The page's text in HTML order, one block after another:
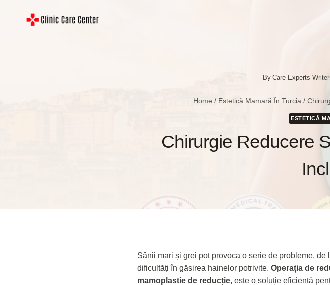
By Care Experts
Home / Estetică Mamară În Turcia /
ESTETICĂ
Chirurgie Reducere
Sânii mari și grei pot provoca o serie de probleme, de
dificultăți în găsirea hainelor potrivite. Operația de
mamoplastie de reducție, este o soluție eficientă